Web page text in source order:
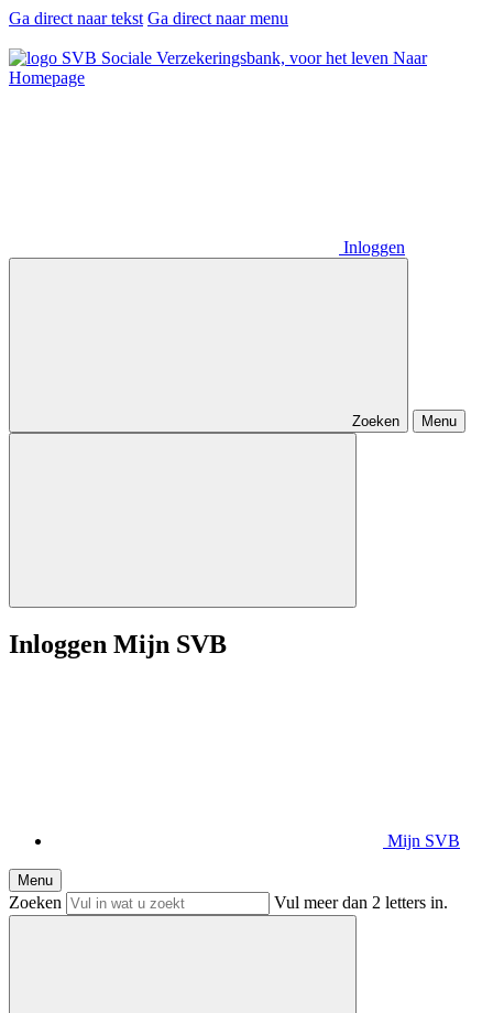
Ga direct naar tekst Ga direct naar menu
Naar
Homepage
Inloggen
Zoeken Menu
Inloggen Mijn SVB
Mijn SVB
Menu
Zoeken Vul meer dan 2 letters in.